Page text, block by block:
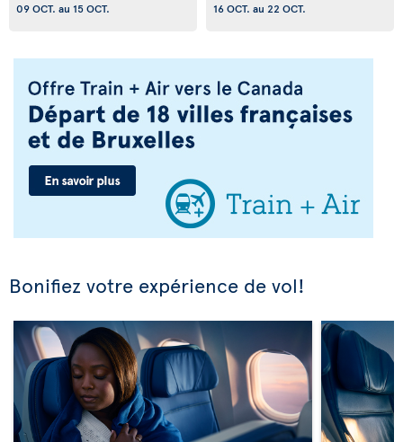
09 OCT. au 15 OCT.
16 OCT. au 22 OCT.
Bonifiez votre expérience de vol!